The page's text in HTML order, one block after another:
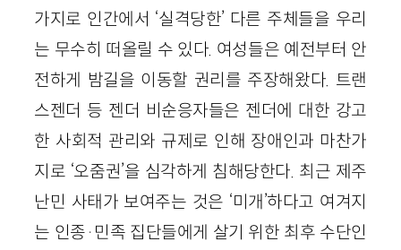
가지로 인간에서 ‘실격당한’ 다른 주체들을 우리
는 무수히 떠올릴 수 있다. 여성들은 예전부터 안
전하게 밤길을 이동할 권리를 주장해왔다. 트랜
스젠더 등 젠더 비순응자들은 젠더에 대한 강고
한 사회적 관리와 규제로 인해 장애인과 마찬가
지로 ‘오줌권’을 심각하게 침해당한다. 최근 제주
난민 사태가 보여주는 것은 ‘미개’하다고 여겨지
는 인종·민족 집단들에게 살기 위한 최후 수단인